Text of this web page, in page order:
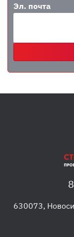
Эл. почта
630073,